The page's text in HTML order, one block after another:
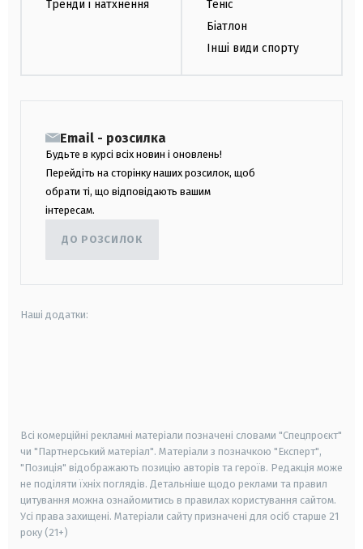
Тренди і натхнення
Теніс
Біатлон
Інші види спорту
Email - розсилка
Будьте в курсі всіх новин і оновлень!
Перейдіть на сторінку наших розсилок, щоб
обрати ті, що відповідають вашим
інтересам.
ДО РОЗСИЛОК
Наші додатки:
Всі комерційні рекламні матеріали позначені словами "Спецпроєкт"
чи "Партнерський матеріал". Матеріали з позначкою "Експерт",
"Позиція" відображають позицію авторів та героїв. Редакція може
не поділяти їхніх поглядів. Детальніше щодо реклами та правил
цитування можна ознайомитись в правилах користування сайтом.
Усі права захищені. Матеріали сайту призначені для осіб старше 21
року (21+)